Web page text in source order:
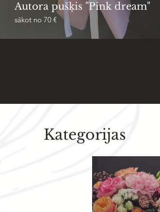
Autora pušķis "Pink dream"
sākot no 70 €
Kategorijas